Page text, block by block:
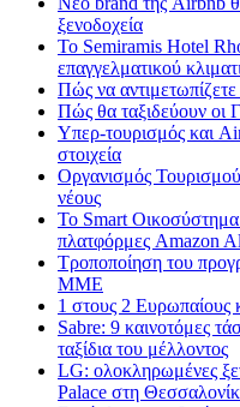
ξενοδοχεία
Το Semiramis Hotel
επαγγελματικού
Πώς να
Πώς θα ταξιδεύουν οι
Υπερ-τουρισμός και
στοιχεία
Οργανισμός
νέους
Το Smart
πλατφόρμες Amazon
Τροποποίηση του
ΜΜΕ
1 στους 2 Ευρωπαίους
Sabre: 9 καινοτόμες
ταξίδια του μέλλοντος
LG: ολοκληρωμένες
Palace στη